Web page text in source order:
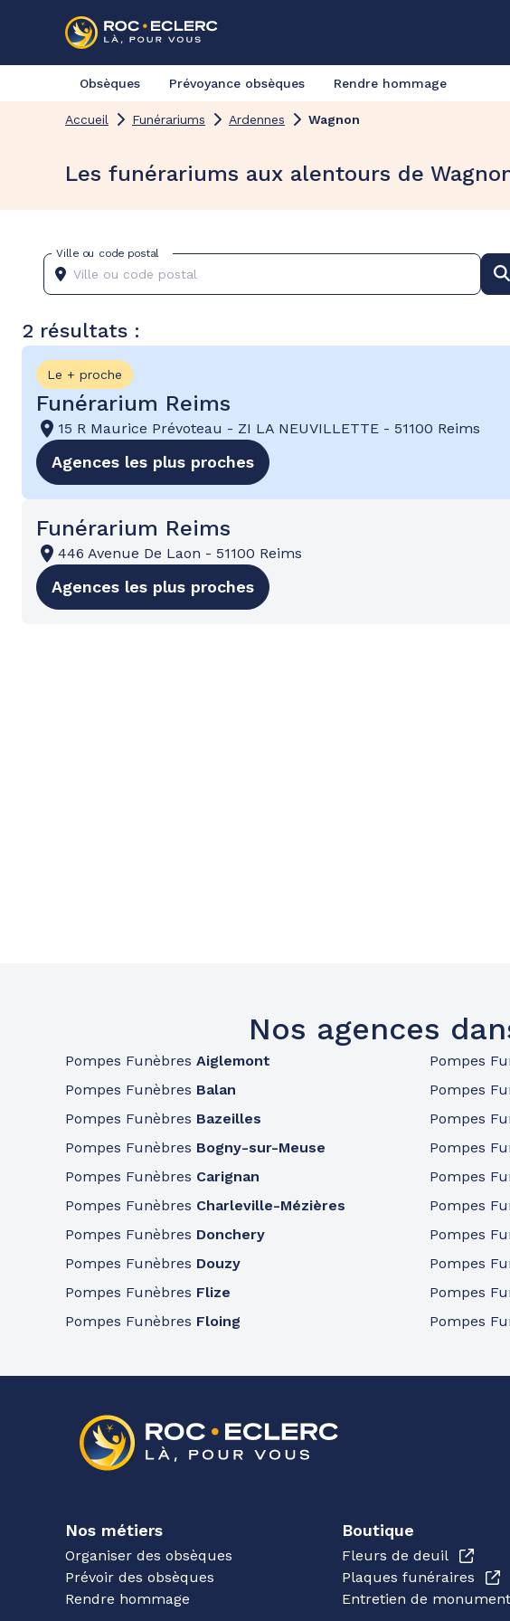
Obsèques Prévoyance obsèques Rendre hommage
Accueil Funérariums Ardennes Wagnon
Les funérariums aux alentours de
Ville ou code postal
2 résultats :
Le + proche
Funérarium Reims
15 R Maurice Prévoteau - ZI LA NEUVILLETTE - 51100 Reims
Agences les plus proches
Funérarium Reims
446 Avenue De Laon - 51100 Reims
Agences les plus proches
Nos agences
Pompes Funèbres Aiglemont
Pompes Funèbres Balan
Pompes Funèbres Bazeilles
Pompes Funèbres Bogny-sur-Meuse
Pompes Funèbres Carignan
Pompes Funèbres Charleville-Mézières
Pompes Funèbres Donchery
Pompes Funèbres Douzy
Pompes Funèbres Flize
Pompes Funèbres Floing
Pompes
Pompes
Pompes
Pompes
Pompes
Pompes
Pompes
Pompes
Pompes
Pompes
Nos métiers
Organiser des obsèques
Prévoir des obsèques
Rendre hommage
Boutique
Fleurs de deuil
Plaques funéraires
Entretien de monument